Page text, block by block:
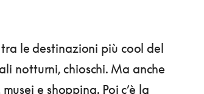
le destinazioni più cool del
notturni, chioschi. Ma anche
e shopping. Poi c’è la